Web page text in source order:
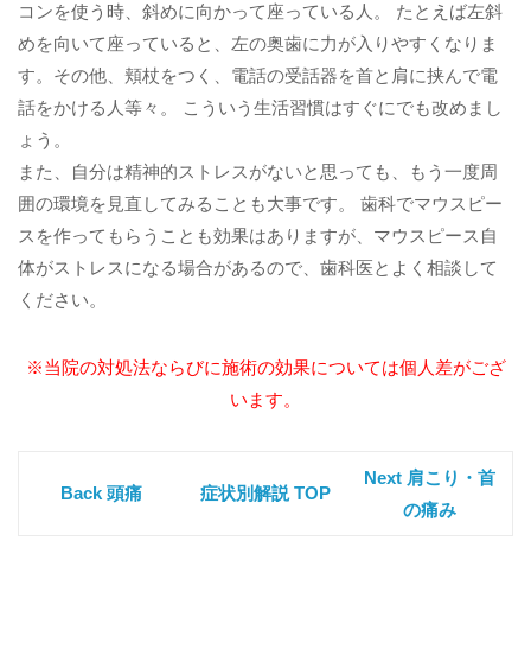
コンを使う時、斜めに向かって座っている人。 たとえば左斜
めを向いて座っていると、左の奥歯に力が入りやすくなりま
す。その他、頬杖をつく、電話の受話器を首と肩に挟んで電
話をかける人等々。 こういう生活習慣はすぐにでも改めまし
ょう。
また、自分は精神的ストレスがないと思っても、もう一度周
囲の環境を見直してみることも大事です。 歯科でマウスピー
スを作ってもらうことも効果はありますが、マウスピース自
体がストレスになる場合があるので、歯科医とよく相談して
ください。
※当院の対処法ならびに施術の効果については個人差がござ
います。
Back 頭痛 症状別解説 TOP
Next 肩こり・首
の痛み